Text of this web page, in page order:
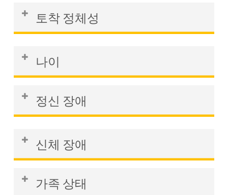
때때로 이러한 특성이 불만 사항에서 함께
그룹화되기도 합니다. 여기에는 캐나다 이
외의 국가, 특정인의 가족 출신 국가, 인종
또는 민족이 포함될 수 있습니다.
반한 발언을 하는 것은 이러한 특성에 기반
한 차별의 예가 될 수 있습니다.
토착 정체성
화나 특성을 비전문적이거나 업무에 부적
절하다고 규정하는 정책이나 복장 규정을
시행하는 경우를 들 수 있습니다.
나이
차별의 예로는 고용주가 나이가 훨씬 많은
자격을 갖춘 지원자를 고용하지 않고 나이
가 어린 덜 자격을 갖춘 지원자를 선호하는
경우를 들 수 있습니다. 일반적으로 이 연
령대는 19세 이상을 의미합니다.
정신 장애
가를 낸 직원을 신뢰할 수 없는 사람으로
취급하는 등 정신 건강을 근거로 직원에 대
해 특정 가정을 하는 경우가 있습니다.
신체 장애
차별의 예로는 휠체어를 사용하는 직원이
직장에 접근할 수 있는 환경을 제공하지 않
가족 상태